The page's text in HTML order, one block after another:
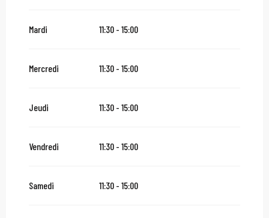
Mardi 11:30 - 15:00
Mercredi 11:30 - 15:00
Jeudi 11:30 - 15:00
Vendredi 11:30 - 15:00
Samedi 11:30 - 15:00